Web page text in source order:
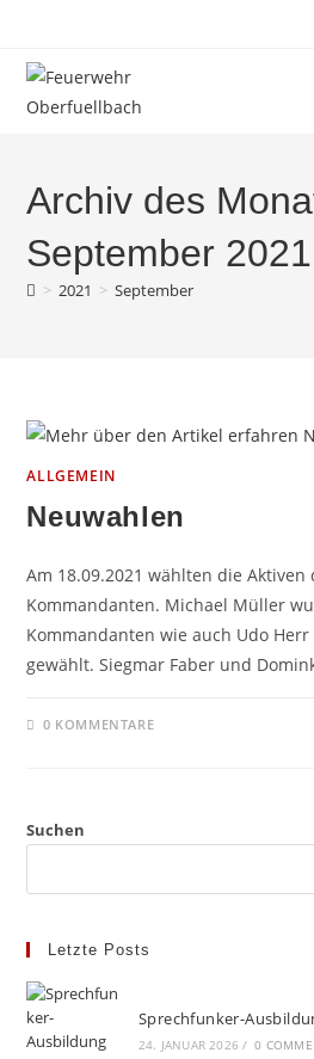
springen
Archiv des
September 2021
> 2021 > September
ALLGEMEIN
Neuwahlen
Am 18.09.2021 wählten die Aktiven
Kommandanten. Michael Müller
Kommandanten wie auch Udo
gewählt. Siegmar Faber und
0 KOMMENTARE
Suchen
Letzte Posts
Sprechfunker-
24. JANUAR 2026 / 0